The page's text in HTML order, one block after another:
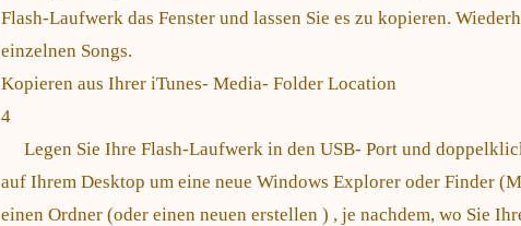
Flash-Laufwerk das Fenster und lassen Sie es zu kopieren.
einzelnen Songs.
Kopieren aus Ihrer iTunes- Media- Folder Location
4
Legen Sie Ihre Flash-Laufwerk in den USB- Port und
auf Ihrem Desktop um eine neue Windows Explorer oder Finder
einen Ordner (oder einen neuen erstellen ) , je nachdem, wo Sie